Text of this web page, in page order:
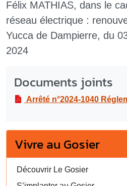
Félix MATHIAS, dans le
réseau électrique :
Yucca de Dampierre, du
2024
Documents joints
Arrêté n°2024-1040 Réglementant la circulation et le stationnement à route de l’Houëzel, rue Félix MATHIAS, dans le cadre de
Vivre au Gosier
Découvrir Le Gosier